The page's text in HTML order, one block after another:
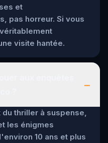
et
pas horreur. Si vous
visite hantée.
–
thriller à suspense,
les énigmes
10 ans et plus